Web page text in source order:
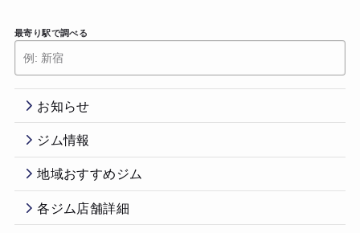
最寄り駅で調べる
お知らせ
ジム情報
地域おすすめジム
各ジム店舗詳細